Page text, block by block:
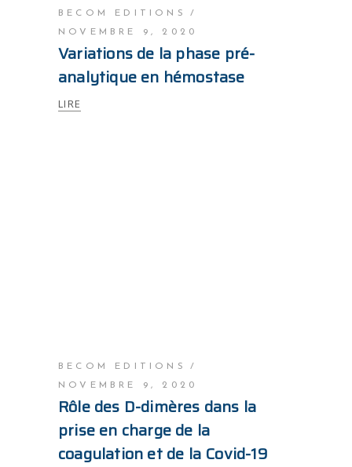
BECOM EDITIONS
NOVEMBRE 9, 2020
Variations de la phase pré-
analytique en hémostase
LIRE
BECOM EDITIONS
NOVEMBRE 9, 2020
Rôle des D-dimères dans la
prise en charge de la
coagulation et de la Covid-19